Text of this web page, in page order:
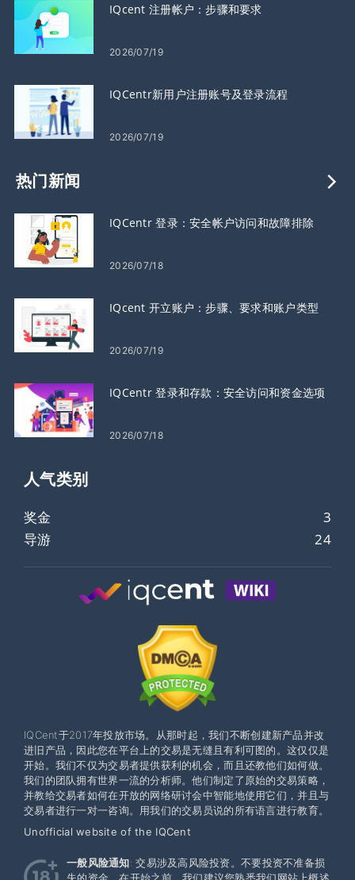
IQcent 注册帐户：步骤和要求
2026/07/19
IQCentr新用户注册账号及登录流程
2026/07/19
热门新闻
IQCentr 登录：安全帐户访问和故障排除
2026/07/18
IQcent 开立账户：步骤、要求和账户类型
2026/07/19
IQCentr 登录和存款：安全访问和资金选项
2026/07/18
人气类​​别
奖金
3
导游
24
IQCent于2017年投放市场。从那时起，我们不断创建新产品并改
进旧产品，因此您在平台上的交易是无缝且有利可图的。这仅仅是
开始。我们不仅为交易者提供获利的机会，而且还教他们如何做。
我们的团队拥有世界一流的分析师。他们制定了原始的交易策略，
并教给交易者如何在开放的网络研讨会中智能地使用它们，并且与
交易者进行一对一咨询。用我们的交易员说的所有语言进行教育。
Unofficial website of the IQCent
一般风险通知: 交易涉及高风险投资。不要投资不准备损
失的资金。在开始之前，我们建议您熟悉我们网站上概述